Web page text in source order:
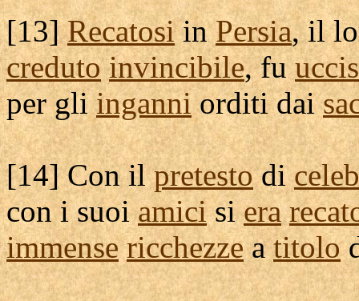
[13]RecatosiinPersia, il
creduto invincibile, fu
per gliinganni orditidai
[14] Con ilpretestodi
con i suoiamicisiera
immense ricchezzeatitolo